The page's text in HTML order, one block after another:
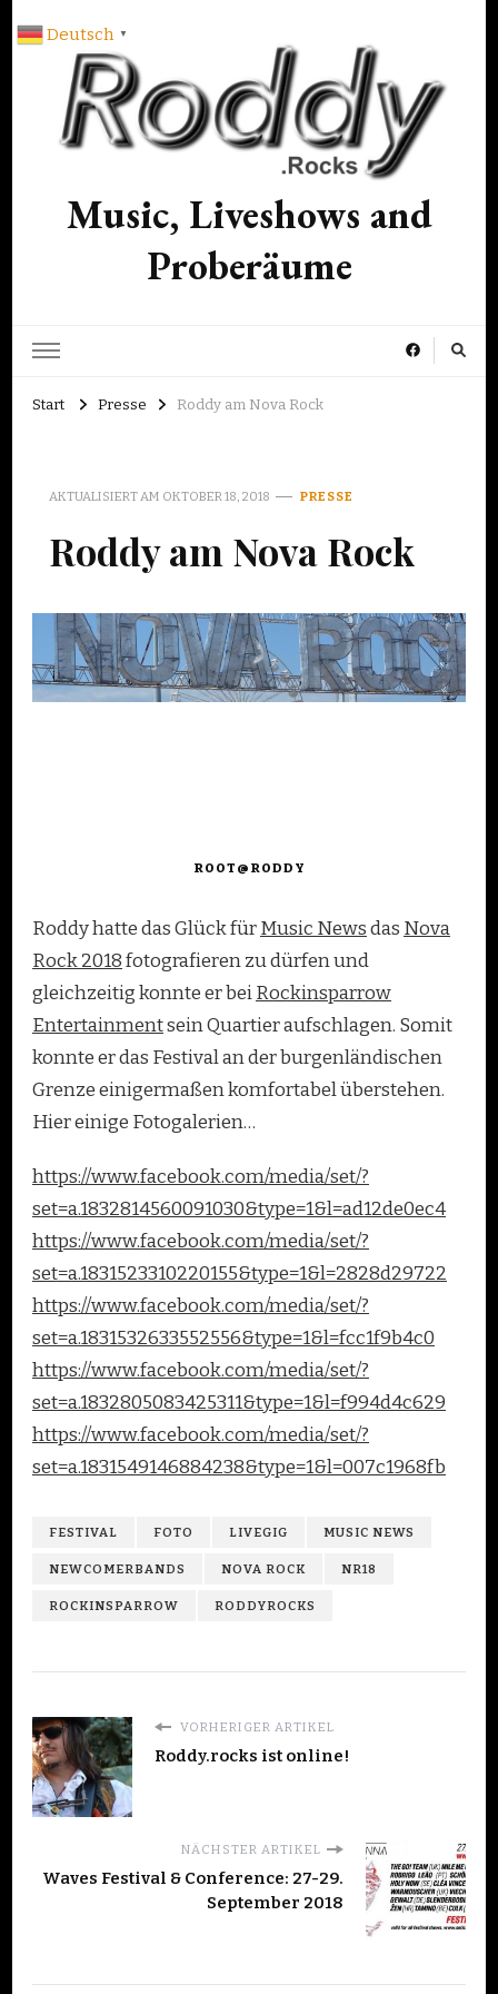
Music, Liveshows and
Proberäume
Start Presse Roddy am Nova Rock
AKTUALISIERT AM OKTOBER 18, 2018 PRESSE
Roddy am Nova Rock
ROOT@RODDY
Roddy hatte das Glück fürMusic Newsdas Nova
Rock 2018fotografieren zu dürfen und
gleichzeitig konnte er beiRockinsparrow
Entertainmentsein Quartier aufschlagen. Somit
konnte er das Festival an der burgenländischen
Grenze einigermaßen komfortabel überstehen.
Hier einige Fotogalerien…
https://www.facebook.com/media/set/?
set=a.1832814560091030&type=1&l=ad12de0ec4
https://www.facebook.com/media/set/?
set=a.1831523310220155&type=1&l=2828d29722
https://www.facebook.com/media/set/?
set=a.1831532633552556&type=1&l=fcc1f9b4c0
https://www.facebook.com/media/set/?
set=a.1832805083425311&type=1&l=f994d4c629
https://www.facebook.com/media/set/?
set=a.1831549146884238&type=1&l=007c1968fb
FESTIVAL FOTO LIVEGIG MUSIC NEWS
NEWCOMERBANDS NOVA ROCK NR18
ROCKINSPARROW RODDYROCKS
VORHERIGER ARTIKEL
Roddy.rocks ist online!
NÄCHSTER ARTIKEL
Waves Festival & Conference: 27-29.
September 2018
Deutsch ▼